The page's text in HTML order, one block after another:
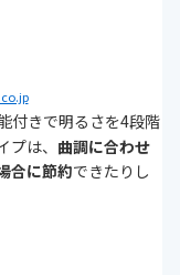
付きで明るさを4段階
は、 曲調に合わせ
合に節約できたりし